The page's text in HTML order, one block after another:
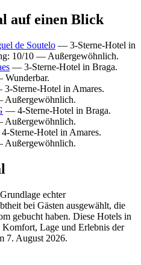
auf einen Blick
de Soutelo — 3-Sterne-Hotel in
10/10 — Außergewöhnlich.
— 3-Sterne-Hotel in Braga.
Wunderbar.
Sterne-Hotel in Amares.
Außergewöhnlich.
— 4-Sterne-Hotel in Braga.
Außergewöhnlich.
Sterne-Hotel in Amares.
Außergewöhnlich.
echter
bei Gästen ausgewählt, die
gebucht haben. Diese Hotels in
Komfort, Lage und Erlebnis der
7. August 2026.